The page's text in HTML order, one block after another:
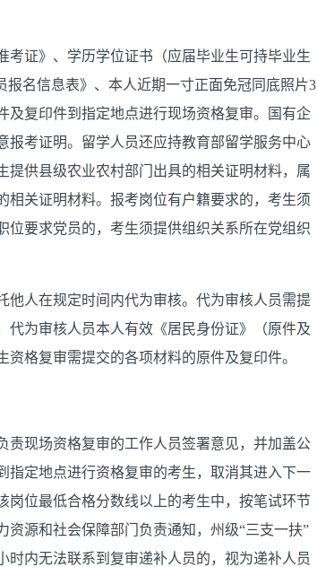
考证》、学历学位证书（应届毕业生可持毕业生
报名信息表》、本人近期一寸正面免冠同底照片3
及复印件到指定地点进行现场资格复审。国有企
报考证明。留学人员还应持教育部留学服务中心
提供县级农业农村部门出具的相关证明材料，属
关证明材料。报考岗位有户籍要求的，考生须
要求党员的，考生须提供组织关系所在党组织
他人在规定时间内代为审核。代为审核人员需提
代为审核人员本人有效《居民身份证》（原件及
格复审需提交的各项材料的原件及复印件。
责现场资格复审的工作人员签署意见，并加盖公
指定地点进行资格复审的考生，取消其进入下一
岗位最低合格分数线以上的考生中，按笔试环节
源和社会保障部门负责通知，州级“三支一扶”
时内无法联系到复审递补人员的，视为递补人员